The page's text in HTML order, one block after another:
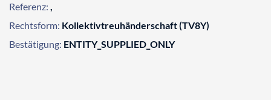
Referenz: ,
Rechtsform: Kollektivtreuhänderschaft (TV8Y)
Bestätigung: ENTITY_SUPPLIED_ONLY